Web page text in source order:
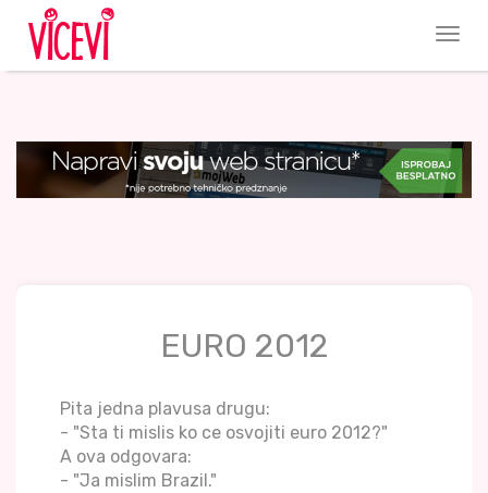
EURO 2012
Pita jedna plavusa drugu:
- "Sta ti mislis ko ce osvojiti euro 2012?"
A ova odgovara:
- "Ja mislim Brazil."